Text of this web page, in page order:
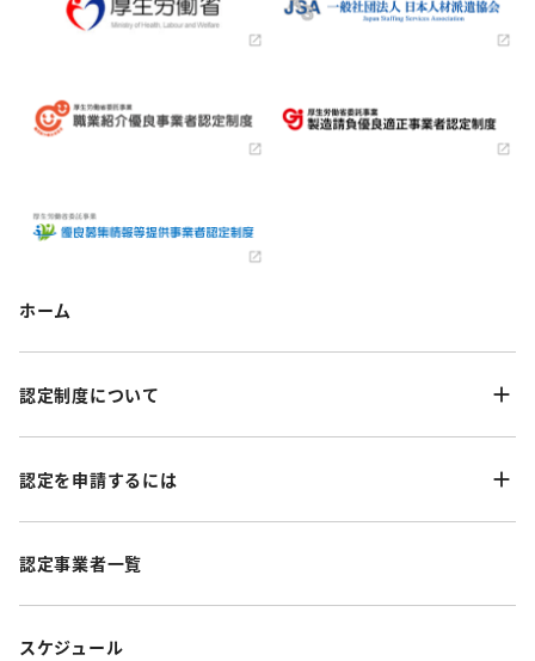
ホーム
認定制度について
認定を申請するには
認定事業者一覧
スケジュール